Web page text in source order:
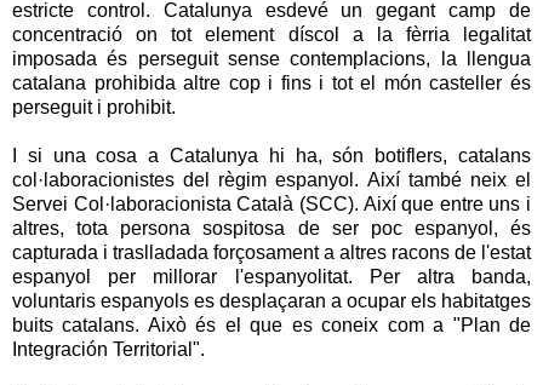
estricte control. Catalunya esdevé un gegant camp de
concentració on tot element díscol a la fèrria legalitat
imposada és perseguit sense contemplacions, la llengua
catalana prohibida altre cop i fins i tot el món casteller és
perseguit i prohibit.
I si una cosa a Catalunya hi ha, són botiflers, catalans
col·laboracionistes del règim espanyol. Així també neix el
Servei Col·laboracionista Català (SCC). Així que entre uns i
altres, tota persona sospitosa de ser poc espanyol, és
capturada i traslladada forçosament a altres racons de l'estat
espanyol per millorar l'espanyolitat. Per altra banda,
voluntaris espanyols es desplaçaran a ocupar els habitatges
buits catalans. Això és el que es coneix com a "Plan de
Integración Territorial".